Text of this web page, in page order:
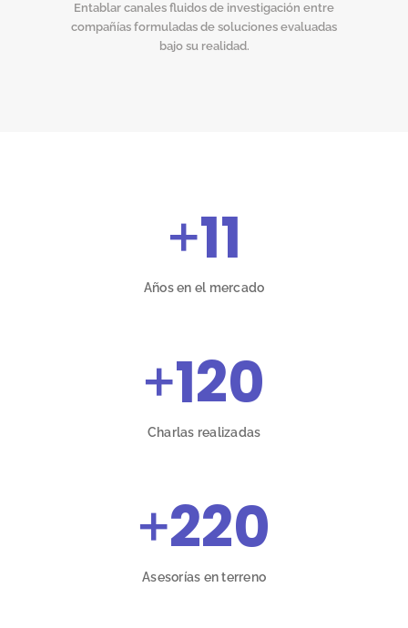
Entablar canales fluidos de investigación entre
compañías formuladas de soluciones evaluadas
bajo su realidad.
+11
Años en el mercado
+120
Charlas realizadas
+220
Asesorías en terreno